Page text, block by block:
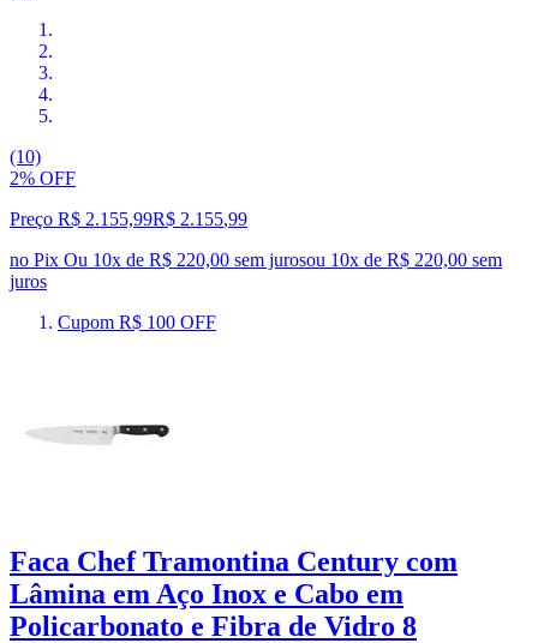
(10)
2% OFF
Preço R$ 2.155,99R$ 2.155,99
no Pix Ou 10x de R$ 220,00 sem jurosou 10x de R$ 220,00 sem
juros
Cupom R$ 100 OFF
Faca Chef Tramontina Century com
Lâmina em Aço Inox e Cabo em
Policarbonato e Fibra de Vidro 8